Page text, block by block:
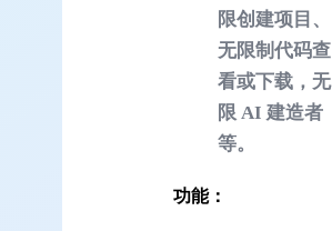
限创建项目、
无限制代码查
看或下载，无
限 AI 建造者
等。
功能：